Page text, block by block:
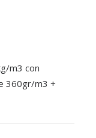
m3 con
360gr/m3 +